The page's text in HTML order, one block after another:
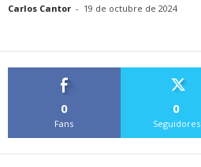
Carlos Cantor - 19 de octubre de 2024
0
Fans
0
Seguidores